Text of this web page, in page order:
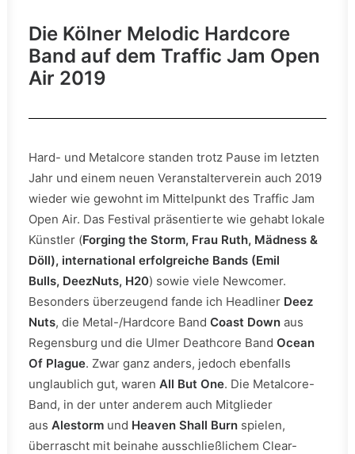
Die Kölner Melodic Hardcore
Band auf dem Traffic Jam Open
Air 2019
Hard- und Metalcore standen trotz Pause im letzten
Jahr und einem neuen Veranstalterverein auch 2019
wieder wie gewohnt im Mittelpunkt des Traffic Jam
Open Air. Das Festival präsentierte wie gehabt lokale
Künstler (Forging the Storm, Frau Ruth, Mädness &
Döll), international erfolgreiche Bands (Emil
Bulls, DeezNuts, H20) sowie viele Newcomer.
Besonders überzeugend fande ich Headliner Deez
Nuts, die Metal-/Hardcore Band Coast Down aus
Regensburg und die Ulmer Deathcore Band Ocean
Of Plague. Zwar ganz anders, jedoch ebenfalls
unglaublich gut, waren All But One. Die Metalcore-
Band, in der unter anderem auch Mitglieder
aus Alestorm und Heaven Shall Burn spielen,
überrascht mit beinahe ausschließlichem Clear-